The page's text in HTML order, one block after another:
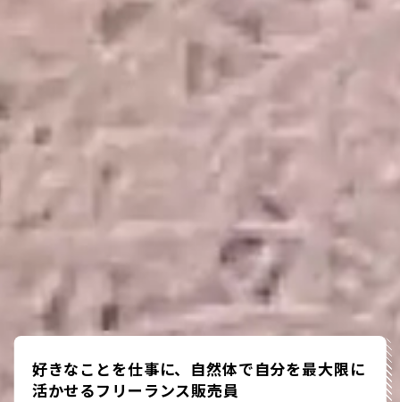
好きなことを仕事に、自然体で自分を最大限に
活かせるフリーランス販売員